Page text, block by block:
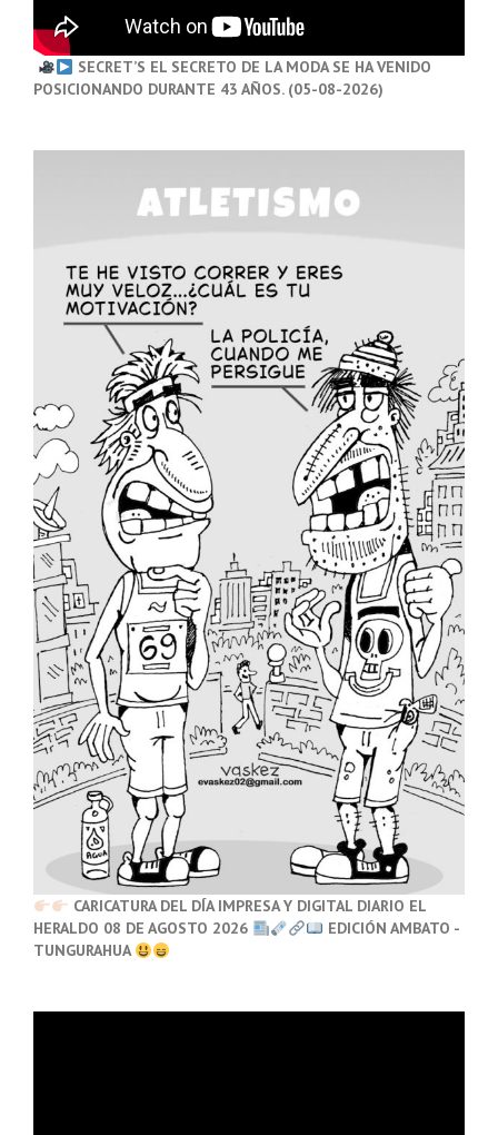
SECRET’S EL SECRETO DE LA MODA SE HA VENIDO
POSICIONANDO DURANTE 43 AÑOS. (05-08-2026)
CARICATURA DEL DÍA IMPRESA Y DIGITAL DIARIO EL
HERALDO 08 DE AGOSTO 2026
EDICIÓN AMBATO -
TUNGURAHUA